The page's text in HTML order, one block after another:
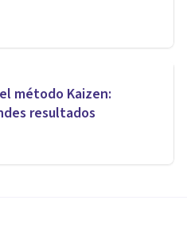
método Kaizen:
resultados